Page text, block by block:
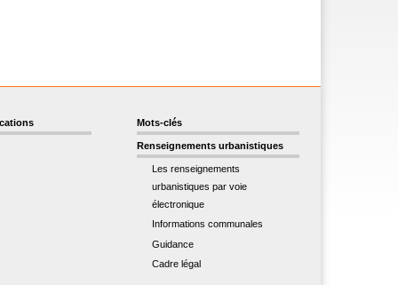
Mots-clés
Renseignements urbanistiques
Les renseignements
urbanistiques par voie
électronique
Informations communales
Guidance
Cadre légal